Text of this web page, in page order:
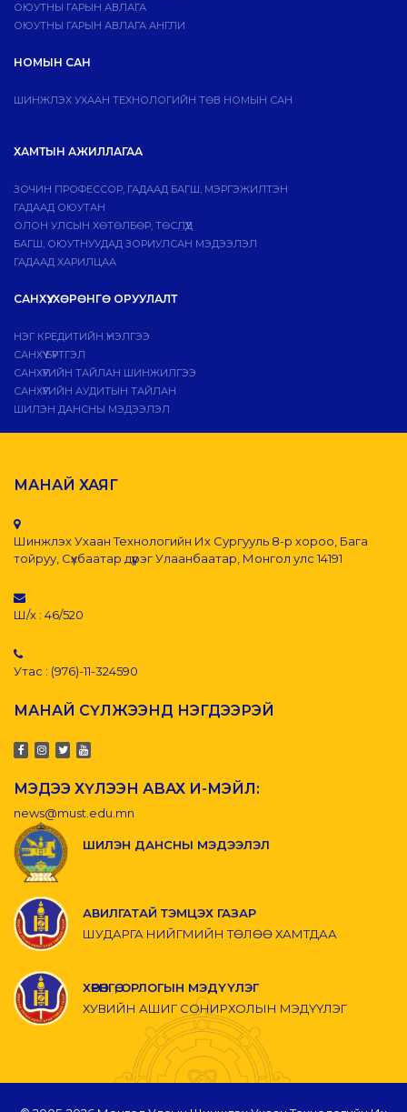
ОЮУТНЫ ГАРЫН АВЛАГА
ОЮУТНЫ ГАРЫН АВЛАГА АНГЛИ
НОМЫН САН
ШИНЖЛЭХ УХААН ТЕХНОЛОГИЙН ТӨВ НОМЫН САН
ХАМТЫН АЖИЛЛАГАА
ЗОЧИН ПРОФЕССОР, ГАДААД БАГШ, МЭРГЭЖИЛТЭН
ГАДААД ОЮУТАН
ОЛОН УЛСЫН ХӨТӨЛБӨР, ТӨСЛҮҮД
БАГШ, ОЮУТНУУДАД ЗОРИУЛСАН МЭДЭЭЛЭЛ
ГАДААД ХАРИЛЦАА
САНХҮҮ, ХӨРӨНГӨ ОРУУЛАЛТ
НЭГ КРЕДИТИЙН ҮНЭЛГЭЭ
САНХҮҮ БҮРТГЭЛ
САНХҮҮГИЙН ТАЙЛАН ШИНЖИЛГЭЭ
САНХҮҮГИЙН АУДИТЫН ТАЙЛАН
ШИЛЭН ДАНСНЫ МЭДЭЭЛЭЛ
МАНАЙ ХАЯГ
Шинжлэх Ухаан Технологийн Их Сургууль 8-р хороо, Бага
тойруу, Сүхбаатар дүүрэг Улаанбаатар, Монгол улс 14191
Ш/х : 46/520
Утас : (976)-11-324590
МАНАЙ СҮЛЖЭЭНД НЭГДЭЭРЭЙ
МЭДЭЭ ХҮЛЭЭН АВАХ И-МЭЙЛ:
news@must.edu.mn
ШИЛЭН ДАНСНЫ МЭДЭЭЛЭЛ
АВИЛГАТАЙ ТЭМЦЭХ ГАЗАР
ШУДАРГА НИЙГМИЙН ТӨЛӨӨ ХАМТДАА
ХӨРӨНГӨ, ОРЛОГЫН МЭДҮҮЛЭГ
ХУВИЙН АШИГ СОНИРХОЛЫН МЭДҮҮЛЭГ